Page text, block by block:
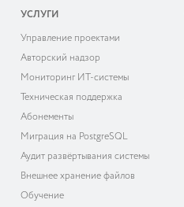
УСЛУГИ
Управление проектами
Авторский надзор
Мониторинг ИТ-системы
Техническая поддержка
Абонементы
Миграция на PostgreSQL
Аудит развёртывания системы
Внешнее хранение файлов
Обучение